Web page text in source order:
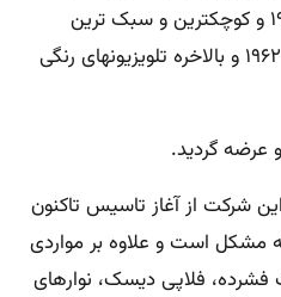
اینچی(TV8-301) در سال ۱۹۵۹ و کوچکترین و سبک ترین
تلویزیون (TV5-303) در سال ۱۹۶۲ و بالاخره تلویزیونهای رنگی
شرکت از آغاز تاسیس تاکنون
مشکل است و علاوه بر مواردی
فلاپی دیسک، نوارهای